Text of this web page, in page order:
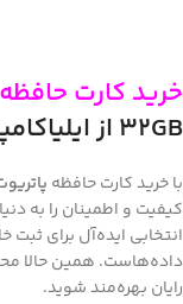
خرید کارت
32GB از
با خرید کارت حافظه
کیفیت و اطمینان را به
رایان بهره‌مند شوید.